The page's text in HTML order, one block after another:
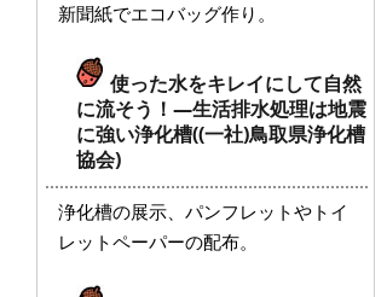
新聞紙でエコバッグ作り。
使った水をキレイにして自然
に流そう！―生活排水処理は地震
に強い浄化槽((一社)鳥取県浄化槽
協会)
浄化槽の展示、パンフレットやトイ
レットペーパーの配布。